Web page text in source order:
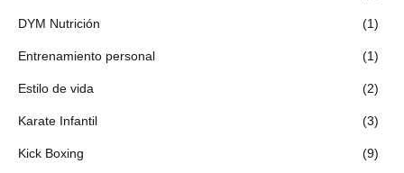
DYM Nutrición (1)
Entrenamiento personal (1)
Estilo de vida (2)
Karate Infantil (3)
Kick Boxing (9)